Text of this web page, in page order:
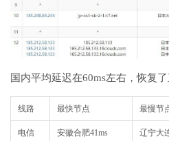
国内平均延迟在60ms左右，恢复
线路 最快节点 最慢节
电信 安徽合肥41ms 辽宁大